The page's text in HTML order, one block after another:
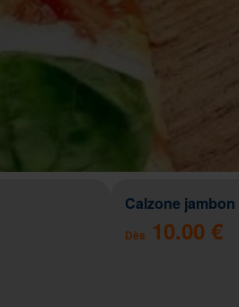
Calzone jambon
Dès 10.00 €